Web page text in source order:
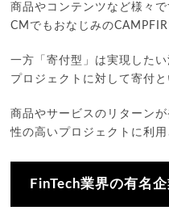
商品やコンテンツなど様々
CMでもおなじみの
一方「寄付型」は実現した
プロジェクトに対して寄付
商品やサービスのリターン
性の高いプロジェクトに利
FinTech業界の有名